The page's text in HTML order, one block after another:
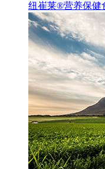
纽崔莱®营养保健